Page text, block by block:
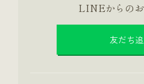
LINEからの
友だち